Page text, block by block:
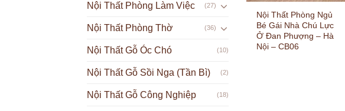
Nội Thất Phòng Làm Việc (27)
Nội Thất Phòng Thờ (36)
Nội Thất Gỗ Óc Chó (10)
Nội Thất Gỗ Sồi Nga (Tần Bì) (2)
Nội Thất Gỗ Công Nghiệp (18)
Nội Thất Phòng Ngủ
Bé Gái Nhà Chú Lực
Ở Đan Phượng – Hà
Nội – CB06